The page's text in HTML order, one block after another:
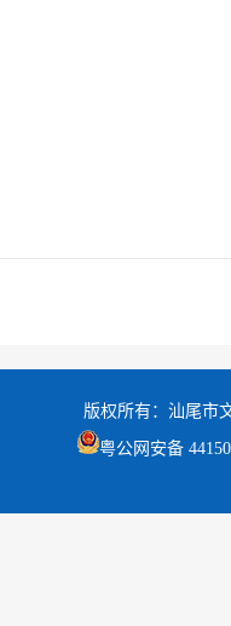
版权所有：汕尾市
粤公网安备